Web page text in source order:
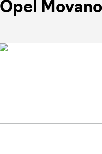
Opel